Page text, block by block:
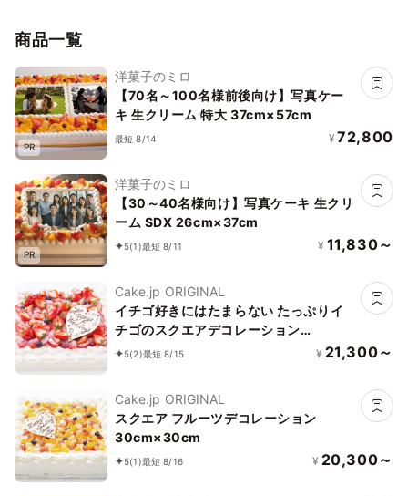
商品一覧
PR
洋菓子のミロ
【70名～100名様前後向け】写真ケー
キ 生クリーム 特大 37cm×57cm
最短 8/14 ¥ 72,800
PR
洋菓子のミロ
【30～40名様向け】写真ケーキ 生クリ
ーム SDX 26cm×37cm
5(1)最短 8/11 ¥ 11,830～
Cake.jp ORIGINAL
イチゴ好きにはたまらない たっぷりイ
チゴのスクエアデコレーション
30cm×30cm
5(2)最短 8/15 ¥ 21,300～
Cake.jp ORIGINAL
スクエア フルーツデコレーション
30cm×30cm
5(1)最短 8/16 ¥ 20,300～